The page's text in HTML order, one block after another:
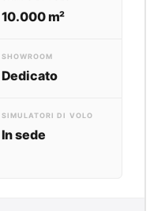
10.000 m²
SHOWROOM
Dedicato
SIMULATORI DI VOLO
In sede